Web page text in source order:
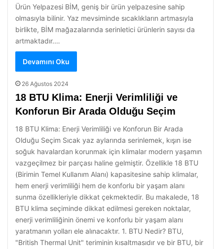
Ürün Yelpazesi BİM, geniş bir ürün yelpazesine sahip
olmasıyla bilinir. Yaz mevsiminde sıcaklıkların artmasıyla
birlikte, BİM mağazalarında serinletici ürünlerin sayısı da
artmaktadır.…
Devamını Oku
26 Ağustos 2024
18 BTU Klima: Enerji Verimliliği ve
Konforun Bir Arada Olduğu Seçim
18 BTU Klima: Enerji Verimliliği ve Konforun Bir Arada
Olduğu Seçim Sıcak yaz aylarında serinlemek, kışın ise
soğuk havalardan korunmak için klimalar modern yaşamın
vazgeçilmez bir parçası haline gelmiştir. Özellikle 18 BTU
(Birimin Temel Kullanım Alanı) kapasitesine sahip klimalar,
hem enerji verimliliği hem de konforlu bir yaşam alanı
sunma özellikleriyle dikkat çekmektedir. Bu makalede, 18
BTU klima seçiminde dikkat edilmesi gereken noktalar,
enerji verimliliğinin önemi ve konforlu bir yaşam alanı
yaratmanın yolları ele alınacaktır. 1. BTU Nedir? BTU,
"British Thermal Unit" teriminin kısaltmasıdır ve bir BTU, bir